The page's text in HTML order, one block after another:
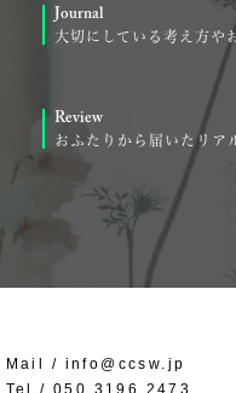
Journal
大切にしている考え方や
Review
おふたりから届いたリア
Mail / info@ccsw.jp
Tel /050 3196 2473